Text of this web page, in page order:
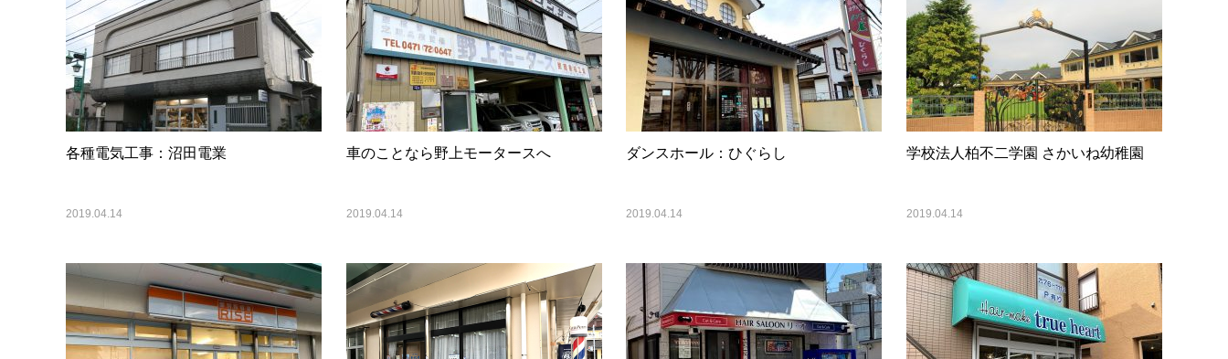
各種電気工事：沼田電業
2019.04.14
車のことなら野上モータースへ
2019.04.14
ダンスホール：ひぐらし
2019.04.14
学校法人柏不二学園 さかいね幼稚園
2019.04.14